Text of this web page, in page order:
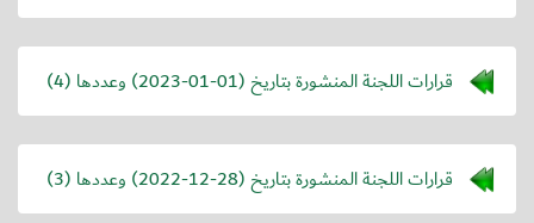
قرارات اللجنة المنشورة بتاريخ (2023-01-01) وعددها (4)
قرارات اللجنة المنشورة بتاريخ (2022-12-28) وعددها (3)